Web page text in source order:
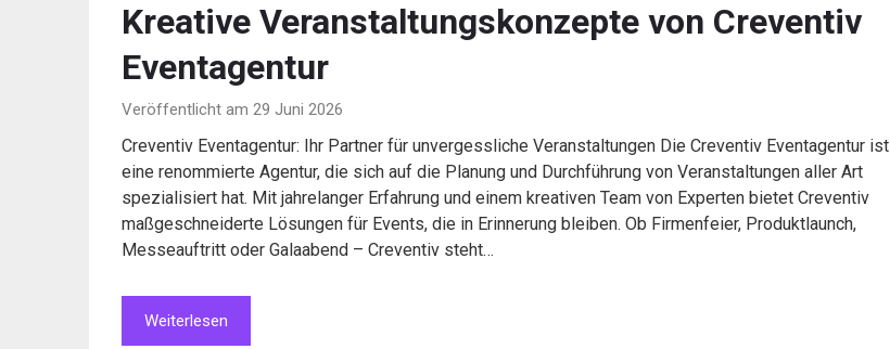
Kreative Veranstaltungskonzepte von Creventiv
Eventagentur
Veröffentlicht am 29 Juni 2026
Creventiv Eventagentur: Ihr Partner für unvergessliche Veranstaltungen Die Creventiv Eventagentur ist
eine renommierte Agentur, die sich auf die Planung und Durchführung von Veranstaltungen aller Art
spezialisiert hat. Mit jahrelanger Erfahrung und einem kreativen Team von Experten bietet Creventiv
maßgeschneiderte Lösungen für Events, die in Erinnerung bleiben. Ob Firmenfeier, Produktlaunch,
Messeauftritt oder Galaabend – Creventiv steht…
Weiterlesen